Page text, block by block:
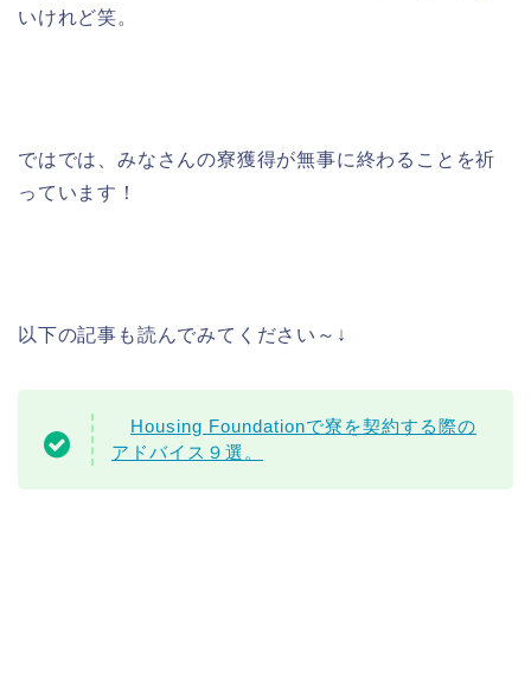
いけれど笑。
ではでは、みなさんの寮獲得が無事に終わることを祈
っています！
以下の記事も読んでみてください～↓
Housing Foundationで寮を契約する際の
アドバイス９選。